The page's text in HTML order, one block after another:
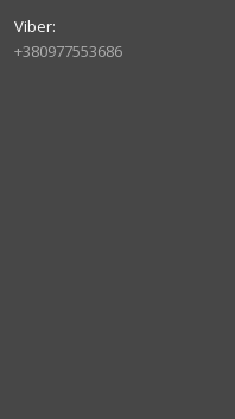
+380977553686